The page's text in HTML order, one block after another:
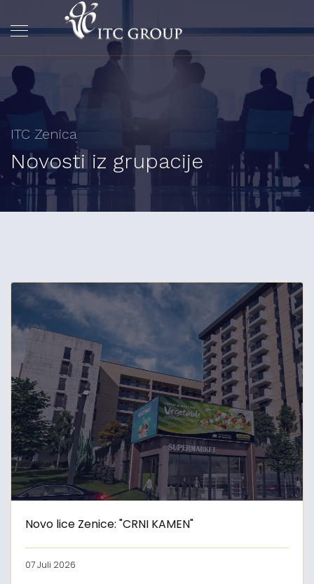
ITC Zenica
Novosti iz grupacije
Novo lice Zenice: "CRNI KAMEN"
07 Juli 2026